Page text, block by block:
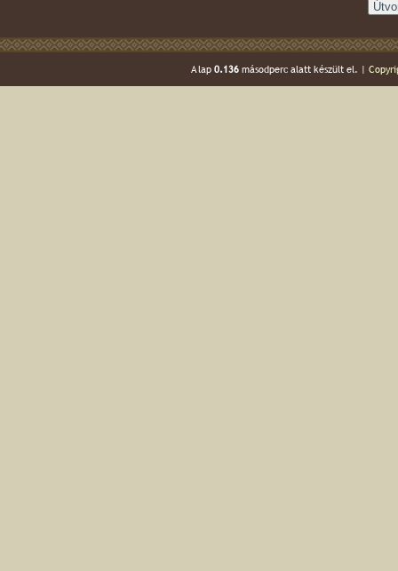
A lap 0.136másodperc alatt készült el. |